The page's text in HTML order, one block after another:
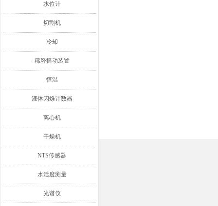
水位计
切割机
冷却
稀释摇动装置
恒温
液体闪烁计数器
离心机
干燥机
NTS传感器
水活度测量
光谱仪